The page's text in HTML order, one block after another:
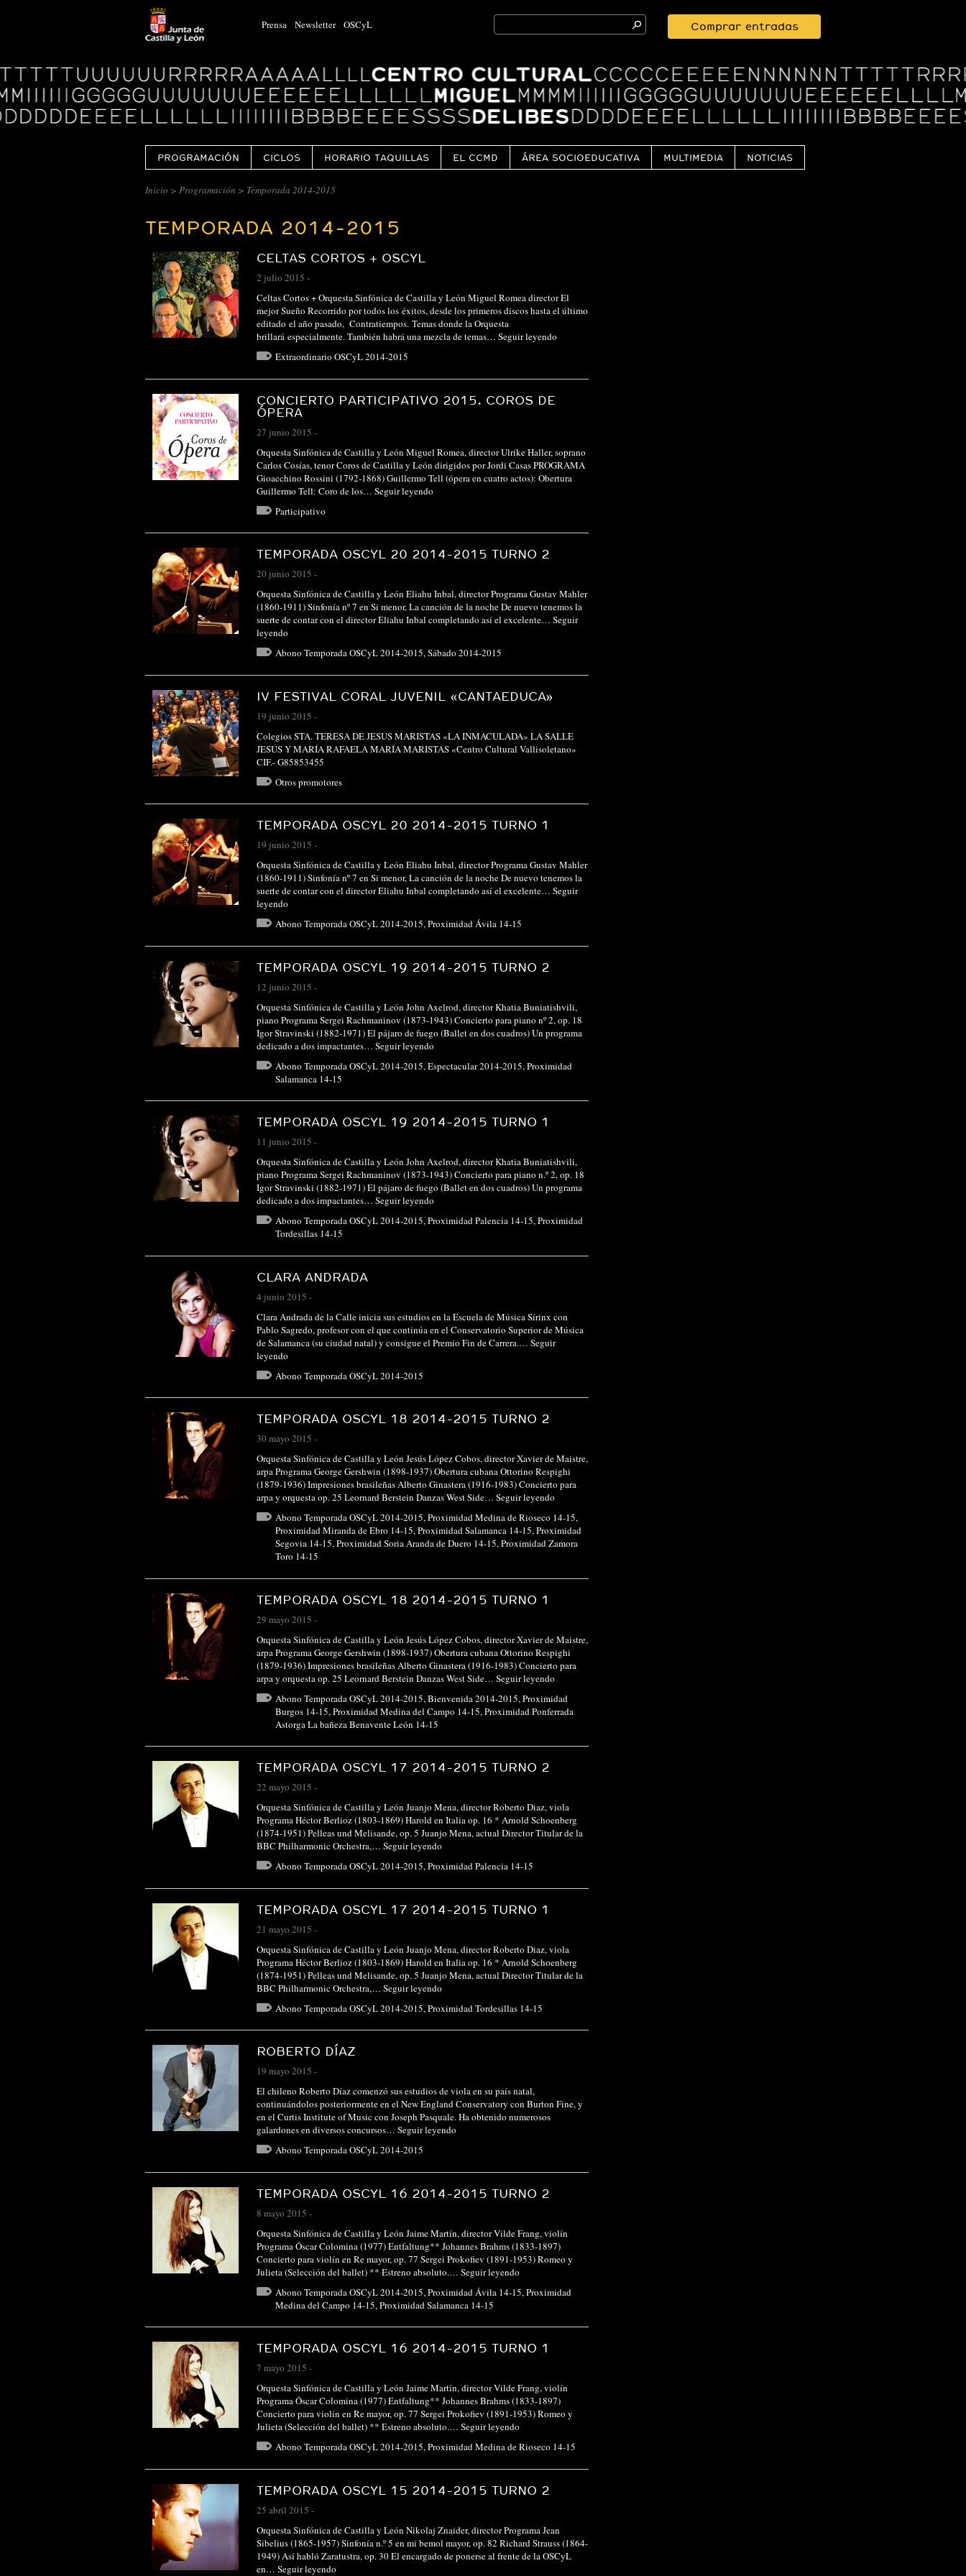
Prensa Newsletter OSCyL
Search
for:
Comprar entradas
Logo
Centro
Cultural
Miguel
Delibes
PROGRAMACIÓN CICLOS HORARIO TAQUILLAS EL CCMD ÁREA SOCIOEDUCATIVA MULTIMEDIA NOTICIAS
CENTRO
MIGUEL
DELIBES
::
ARCHIVO
Inicio > Programación > Temporada 2014-2015
TEMPORADA 2014-2015
CELTAS CORTOS + OSCYL
2 julio 2015 -
Celtas Cortos + Orquesta Sinfónica de Castilla y León Miguel Romea director El
mejor Sueño Recorrido por todos los éxitos, desde los primeros discos hasta el último
editado el año pasado, Contratiempos. Temas donde la Orquesta
brillará especialmente. También habrá una mezcla de temas… Seguir leyendo
Extraordinario OSCyL 2014-2015
CONCIERTO PARTICIPATIVO 2015. COROS DE
ÓPERA
27 junio 2015 -
Orquesta Sinfónica de Castilla y León Miguel Romea, director Ulrike Haller, soprano
Carlos Cosías, tenor Coros de Castilla y León dirigidos por Jordi Casas PROGRAMA
Gioacchino Rossini (1792-1868) Guillermo Tell (ópera en cuatro actos): Obertura
Guillermo Tell: Coro de los… Seguir leyendo
Participativo
TEMPORADA OSCYL 20 2014-2015 TURNO 2
20 junio 2015 -
Orquesta Sinfónica de Castilla y León Eliahu Inbal, director Programa Gustav Mahler
(1860-1911) Sinfonía nº 7 en Si menor, La canción de la noche De nuevo tenemos la
suerte de contar con el director Eliahu Inbal completando así el excelente… Seguir
leyendo
Abono Temporada OSCyL 2014-2015,Sábado 2014-2015
IV FESTIVAL CORAL JUVENIL «CANTAEDUCA»
19 junio 2015 -
Colegios STA. TERESA DE JESÚS MARISTAS «LA INMACULADA» LA SALLE
JESÚS Y MARÍA RAFAELA MARÍA MARISTAS «Centro Cultural Vallisoletano»
CIF.- G85853455
Otros promotores
TEMPORADA OSCYL 20 2014-2015 TURNO 1
19 junio 2015 -
Orquesta Sinfónica de Castilla y León Eliahu Inbal, director Programa Gustav Mahler
(1860-1911) Sinfonía nº 7 en Si menor, La canción de la noche De nuevo tenemos la
suerte de contar con el director Eliahu Inbal completando así el excelente… Seguir
leyendo
Abono Temporada OSCyL 2014-2015,Proximidad Ávila 14-15
TEMPORADA OSCYL 19 2014-2015 TURNO 2
12 junio 2015 -
Orquesta Sinfónica de Castilla y León John Axelrod, director Khatia Buniatishvili,
piano Programa Sergei Rachmaninov (1873-1943) Concierto para piano nº 2, op. 18
Igor Stravinski (1882-1971) El pájaro de fuego (Ballet en dos cuadros) Un programa
dedicado a dos impactantes… Seguir leyendo
Abono Temporada OSCyL 2014-2015, Espectacular 2014-2015, Proximidad
Salamanca 14-15
TEMPORADA OSCYL 19 2014-2015 TURNO 1
11 junio 2015 -
Orquesta Sinfónica de Castilla y León John Axelrod, director Khatia Buniatishvili,
piano Programa Sergei Rachmaninov (1873-1943) Concierto para piano n.º 2, op. 18
Igor Stravinski (1882-1971) El pájaro de fuego (Ballet en dos cuadros) Un programa
dedicado a dos impactantes… Seguir leyendo
Abono Temporada OSCyL 2014-2015,Proximidad Palencia 14-15,Proximidad
Tordesillas 14-15
CLARA ANDRADA
4 junio 2015 -
Clara Andrada de la Calle inicia sus estudios en la Escuela de Música Sírinx con
Pablo Sagredo, profesor con el que continúa en el Conservatorio Superior de Música
de Salamanca (su ciudad natal) y consigue el Premio Fin de Carrera.… Seguir
leyendo
Abono Temporada OSCyL 2014-2015
TEMPORADA OSCYL 18 2014-2015 TURNO 2
30 mayo 2015 -
Orquesta Sinfónica de Castilla y León Jesús López Cobos, director Xavier de Maistre,
arpa Programa George Gershwin (1898-1937) Obertura cubana Ottorino Respighi
(1879-1936) Impresiones brasileñas Alberto Ginastera (1916-1983) Concierto para
arpa y orquesta op. 25 Leornard Berstein Danzas West Side… Seguir leyendo
Abono Temporada OSCyL 2014-2015,Proximidad Medina de Rioseco 14-15,
Proximidad Miranda de Ebro 14-15,Proximidad Salamanca 14-15,Proximidad
Segovia 14-15,Proximidad Soria Aranda de Duero 14-15,Proximidad Zamora
Toro 14-15
TEMPORADA OSCYL 18 2014-2015 TURNO 1
29 mayo 2015 -
Orquesta Sinfónica de Castilla y León Jesús López Cobos, director Xavier de Maistre,
arpa Programa George Gershwin (1898-1937) Obertura cubana Ottorino Respighi
(1879-1936) Impresiones brasileñas Alberto Ginastera (1916-1983) Concierto para
arpa y orquesta op. 25 Leornard Berstein Danzas West Side… Seguir leyendo
Abono Temporada OSCyL 2014-2015, Bienvenida 2014-2015, Proximidad
Burgos 14-15, Proximidad Medina del Campo 14-15, Proximidad Ponferrada
Astorga La bañeza Benavente León 14-15
TEMPORADA OSCYL 17 2014-2015 TURNO 2
22 mayo 2015 -
Orquesta Sinfónica de Castilla y León Juanjo Mena, director Roberto Diaz, viola
Programa Héctor Berlioz (1803-1869) Harold en Italia op. 16 * Arnold Schoenberg
(1874-1951) Pelleas und Melisande, op. 5 Juanjo Mena, actual Director Titular de la
BBC Philharmonic Orchestra,… Seguir leyendo
Abono Temporada OSCyL 2014-2015,Proximidad Palencia 14-15
TEMPORADA OSCYL 17 2014-2015 TURNO 1
21 mayo 2015 -
Orquesta Sinfónica de Castilla y León Juanjo Mena, director Roberto Diaz, viola
Programa Héctor Berlioz (1803-1869) Harold en Italia op. 16 * Arnold Schoenberg
(1874-1951) Pelleas und Melisande, op. 5 Juanjo Mena, actual Director Titular de la
BBC Philharmonic Orchestra,… Seguir leyendo
Abono Temporada OSCyL 2014-2015, Proximidad Tordesillas 14-15
ROBERTO DÍAZ
19 mayo 2015 -
El chileno Roberto Díaz comenzó sus estudios de viola en su país natal,
continuándolos posteriormente en el New England Conservatory con Burton Fine, y
en el Curtis Institute of Music con Joseph Pasquale. Ha obtenido numerosos
galardones en diversos concursos… Seguir leyendo
Abono Temporada OSCyL 2014-2015
TEMPORADA OSCYL 16 2014-2015 TURNO 2
8 mayo 2015 -
Orquesta Sinfónica de Castilla y León Jaime Martín, director Vilde Frang, violín
Programa Óscar Colomina (1977) Entfaltung** Johannes Brahms (1833-1897)
Concierto para violín en Re mayor, op. 77 Sergei Prokofiev (1891-1953) Romeo y
Julieta (Selección del ballet) ** Estreno absoluto.… Seguir leyendo
Abono Temporada OSCyL 2014-2015, Proximidad Ávila 14-15, Proximidad
Medina del Campo 14-15, Proximidad Salamanca 14-15
TEMPORADA OSCYL 16 2014-2015 TURNO 1
7 mayo 2015 -
Orquesta Sinfónica de Castilla y León Jaime Martín, director Vilde Frang, violín
Programa Óscar Colomina (1977) Entfaltung** Johannes Brahms (1833-1897)
Concierto para violín en Re mayor, op. 77 Sergei Prokofiev (1891-1953) Romeo y
Julieta (Selección del ballet) ** Estreno absoluto.… Seguir leyendo
Abono Temporada OSCyL 2014-2015,Proximidad Medina de Rioseco 14-15
TEMPORADA OSCYL 15 2014-2015 TURNO 2
25 abril 2015 -
Orquesta Sinfónica de Castilla y León Nikolaj Znaider, director Programa Jean
Sibelius (1865-1957) Sinfonía n.º 5 en mi bemol mayor, op. 82 Richard Strauss (1864-
1949) Así habló Zaratustra, op. 30 El encargado de ponerse al frente de la OSCyL
en… Seguir leyendo